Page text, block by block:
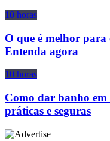
10 horas
O que é melhor
Entenda agora
10 horas
Como dar banho em
práticas e seguras